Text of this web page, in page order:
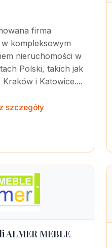
firma
kompleksowym
nieruchomości w
Polski, takich jak
i Katowice....
szczegóły
ALMER MEBLE